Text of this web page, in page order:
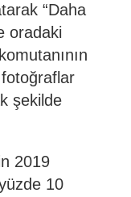
“Daha
oradaki
fotoğraflar
şekilde
2019
10